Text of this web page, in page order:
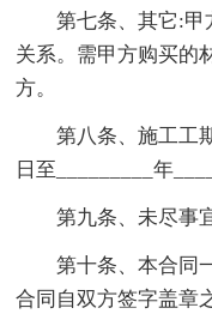
第七条、其它:甲
关系。需甲方购买的
方。
第八条、施工工
日至_________年
第九条、未尽事
第十条、本合同
合同自双方签字盖章